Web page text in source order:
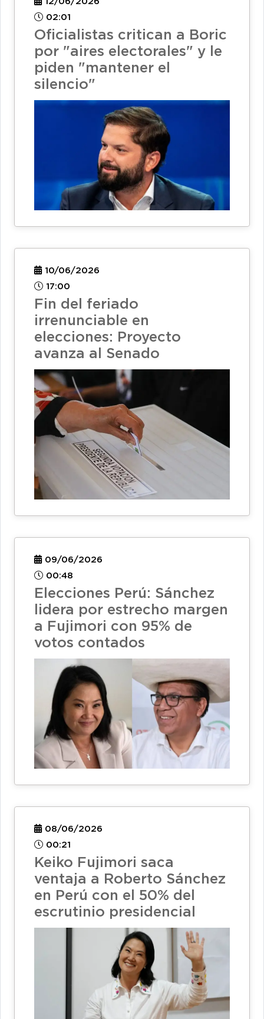
02:01
Oficialistas critican a Boric
por "aires electorales" y le
piden "mantener el
silencio"
10/06/2026
17:00
Fin del feriado
irrenunciable en
elecciones: Proyecto
avanza al Senado
09/06/2026
00:48
Elecciones Perú: Sánchez
lidera por estrecho margen
a Fujimori con 95% de
votos contados
08/06/2026
00:21
Keiko Fujimori saca
ventaja a Roberto Sánchez
en Perú con el 50% del
escrutinio presidencial